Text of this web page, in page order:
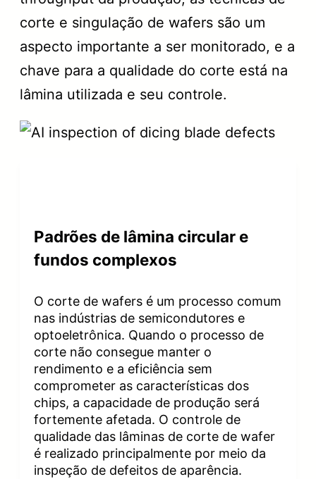
corte e singulação de wafers são um
aspecto importante a ser monitorado, e a
chave para a qualidade do corte está na
lâmina utilizada e seu controle.
Padrões de lâmina circular e
fundos complexos
O corte de wafers é um processo comum
nas indústrias de semicondutores e
optoeletrônica. Quando o processo de
corte não consegue manter o
rendimento e a eficiência sem
comprometer as características dos
chips, a capacidade de produção será
fortemente afetada. O controle de
qualidade das lâminas de corte de wafer
é realizado principalmente por meio da
inspeção de defeitos de aparência.